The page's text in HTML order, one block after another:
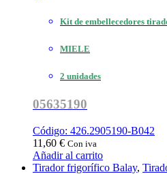
Kit de embellecedores
MIELE
2 unidades
05635190
Código: 426.2905190-B042
11,60 € Con iva
Añadir al carrito
Tirador frigorífico Balay,